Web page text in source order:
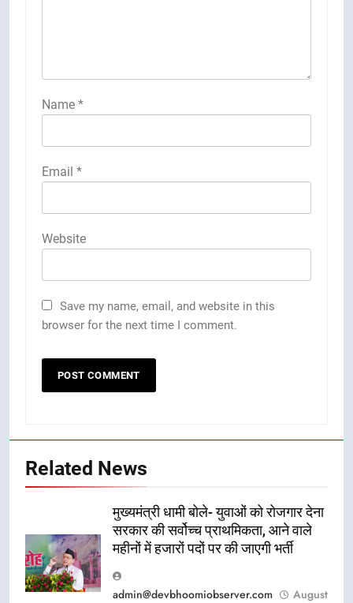
Name *
Email *
Website
Save my name, email, and website in this
browser for the next time I comment.
Related News
मुख्यमंत्री धामी बोले- युवाओं को रोजगार देना
सरकार की सर्वोच्च प्राथमिकता, आने वाले
महीनों में हजारों पदों पर की जाएगी भर्ती
admin@devbhoomiobserver.com
August